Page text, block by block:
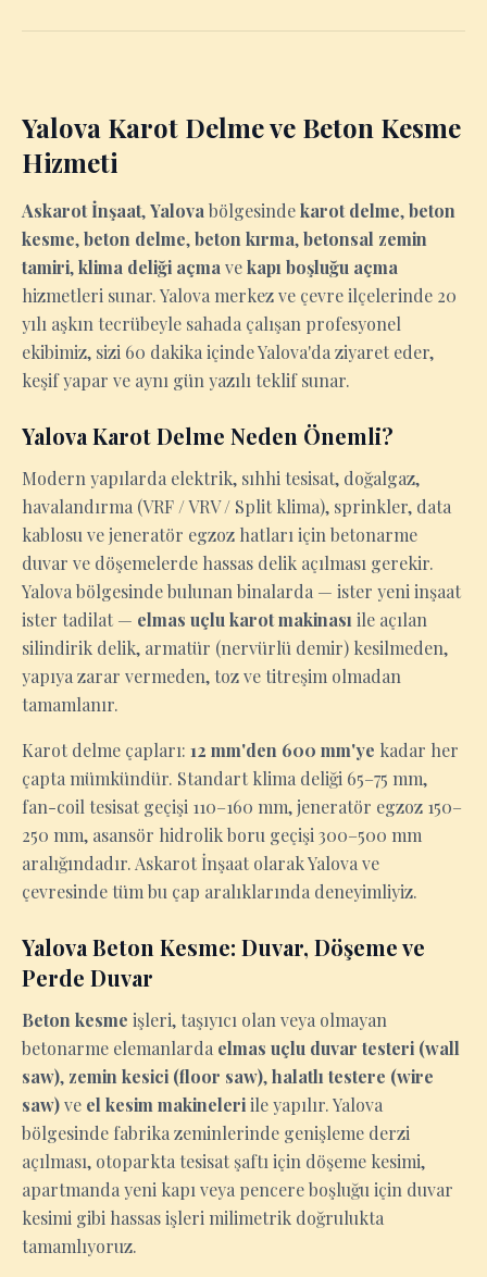
Yalova Karot Delme ve Beton Kesme
Hizmeti
Askarot İnşaat,Yalova bölgesindekarot delme,beton
kesme,beton delme,beton kırma,betonsal zemin
tamiri,klima deliği açma vekapı boşluğu açma
hizmetleri sunar. Yalova merkez ve çevre ilçelerinde 20
yılı aşkın tecrübeyle sahada çalışan profesyonel
ekibimiz, sizi 60 dakika içinde Yalova'da ziyaret eder,
keşif yapar ve aynı gün yazılı teklif sunar.
Yalova Karot Delme Neden Önemli?
Modern yapılarda elektrik, sıhhi tesisat, doğalgaz,
havalandırma (VRF / VRV / Split klima), sprinkler, data
kablosu ve jeneratör egzoz hatları için betonarme
duvar ve döşemelerde hassas delik açılması gerekir.
Yalova bölgesinde bulunan binalarda — ister yeni inşaat
ister tadilat — elmas uçlu karot makinası ile açılan
silindirik delik, armatür (nervürlü demir) kesilmeden,
yapıya zarar vermeden, toz ve titreşim olmadan
tamamlanır.
Karot delme çapları: 12 mm'den 600 mm'ye kadar her
çapta mümkündür. Standart klima deliği 65–75 mm,
fan-coil tesisat geçişi 110–160 mm, jeneratör egzoz 150–
250 mm, asansör hidrolik boru geçişi 300–500 mm
aralığındadır. Askarot İnşaat olarak Yalova ve
çevresinde tüm bu çap aralıklarında deneyimliyiz.
Yalova Beton Kesme: Duvar, Döşeme ve
Perde Duvar
Beton kesme işleri, taşıyıcı olan veya olmayan
betonarme elemanlarda elmas uçlu duvar testeri (wall
saw), zemin kesici (floor saw),halatlı testere (wire
saw)ve el kesim makineleriile yapılır. Yalova
bölgesinde fabrika zeminlerinde genişleme derzi
açılması, otoparkta tesisat şaftı için döşeme kesimi,
apartmanda yeni kapı veya pencere boşluğu için duvar
kesimi gibi hassas işleri milimetrik doğrulukta
tamamlıyoruz.